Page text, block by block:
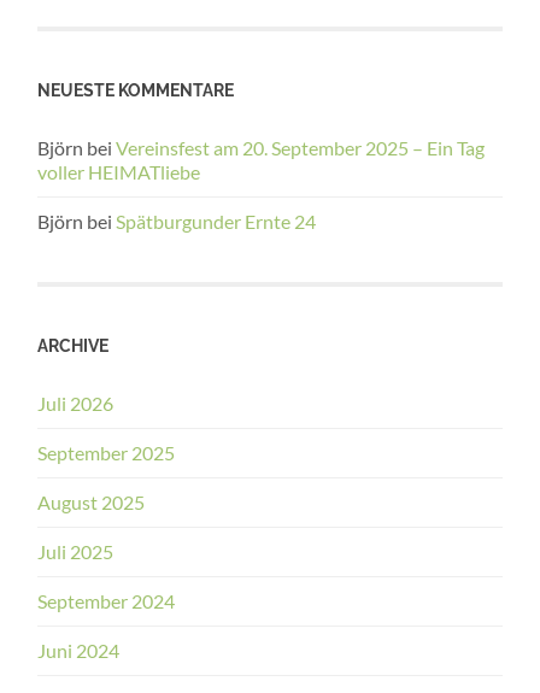
NEUESTE KOMMENTARE
Björn beiVereinsfest am 20. September 2025 – Ein Tag
voller HEIMATliebe
Björn beiSpätburgunder Ernte 24
ARCHIVE
Juli 2026
September 2025
August 2025
Juli 2025
September 2024
Juni 2024